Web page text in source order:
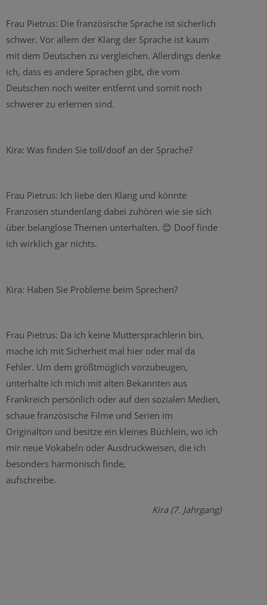
Frau Pietrus: Die französische Sprache ist sicherlich
schwer. Vor allem der Klang der Sprache ist kaum
mit dem Deutschen zu vergleichen. Allerdings denke
ich, dass es andere Sprachen gibt, die vom
Deutschen noch weiter entfernt und somit noch
schwerer zu erlernen sind.
Kira: Was finden Sie toll/doof an der Sprache?
Frau Pietrus: Ich liebe den Klang und könnte
Franzosen stundenlang dabei zuhören wie sie sich
über belanglose Themen unterhalten. 😊 Doof finde
ich wirklich gar nichts.
Kira: Haben Sie Probleme beim Sprechen?
Frau Pietrus: Da ich keine Muttersprachlerin bin,
mache ich mit Sicherheit mal hier oder mal da
Fehler. Um dem größtmöglich vorzubeugen,
unterhalte ich mich mit alten Bekannten aus
Frankreich persönlich oder auf den sozialen Medien,
schaue französische Filme und Serien im
Originalton und besitze ein kleines Büchlein, wo ich
mir neue Vokabeln oder Ausdruckweisen, die ich
besonders harmonisch finde,
Kira (7. Jahrgang)